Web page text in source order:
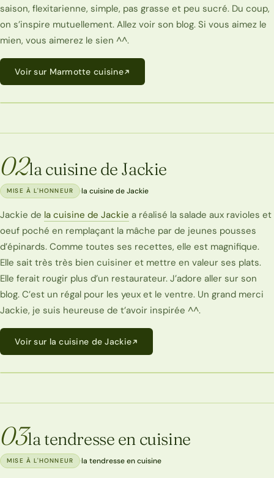
saison, flexitarienne, simple, pas grasse et peu sucré. Du coup,
on s’inspire mutuellement. Allez voir son blog. Si vous aimez le
mien, vous aimerez le sien ^^.
Voir sur Marmotte cuisine
02la cuisine de Jackie
MISE À L'HONNEUR ·la cuisine de Jackie
Jackie de la cuisine de Jackie a réalisé la salade aux ravioles et
oeuf poché en remplaçant la mâche par de jeunes pousses
d’épinards. Comme toutes ses recettes, elle est magnifique.
Elle sait très très bien cuisiner et mettre en valeur ses plats.
Elle ferait rougir plus d’un restaurateur. J’adore aller sur son
blog. C’est un régal pour les yeux et le ventre. Un grand merci
Jackie, je suis heureuse de t’avoir inspirée ^^.
Voir sur la cuisine de Jackie
03la tendresse en cuisine
MISE À L'HONNEUR ·la tendresse en cuisine